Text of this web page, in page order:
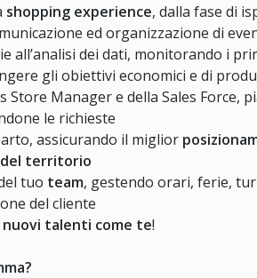
shopping experience, dalla fase di
ed organizzazione di
all’analisi dei dati, monitorando i
gli obiettivi economici e di
Store Manager e della Sales Force,
le richieste
assicurando il miglior
territorio
tuo team, gestendo orari, ferie,
del cliente
nuovi talenti come te!